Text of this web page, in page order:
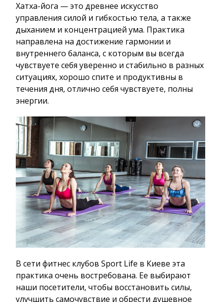
Хатха-йога — это древнее искусство
управления силой и гибкостью тела, а также
дыханием и концентрацией ума. Практика
направлена на достижение гармонии и
внутреннего баланса, с которым вы всегда
чувствуете себя уверенно и стабильно в разных
ситуациях, хорошо спите и продуктивны в
течения дня, отлично себя чувствуете, полны
энергии.
В сети фитнес клубов Sport Life в Киеве эта
практика очень востребована. Ее выбирают
наши посетители, чтобы восстановить силы,
улучшить самочувствие и обрести душевное